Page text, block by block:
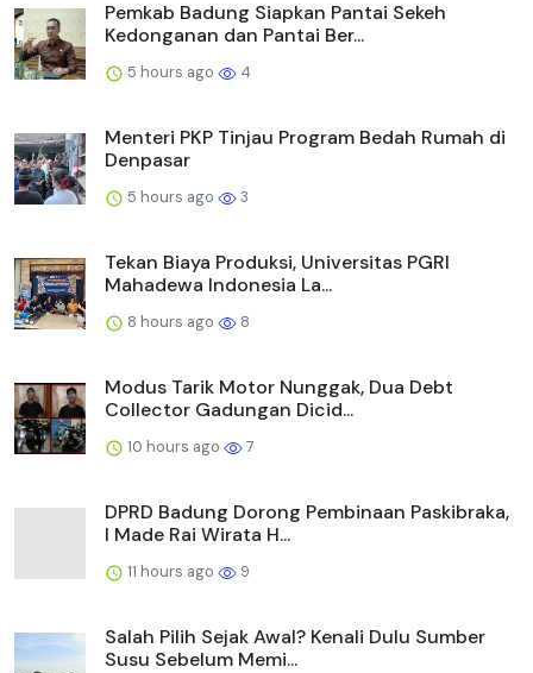
Pemkab Badung Siapkan Pantai Sekeh
Kedonganan dan Pantai Ber...
5 hours ago 4
Menteri PKP Tinjau Program Bedah Rumah di
Denpasar
5 hours ago 3
Tekan Biaya Produksi, Universitas PGRI
Mahadewa Indonesia La...
8 hours ago 8
Modus Tarik Motor Nunggak, Dua Debt
Collector Gadungan Dicid...
10 hours ago 7
DPRD Badung Dorong Pembinaan Paskibraka,
I Made Rai Wirata H...
11 hours ago 9
Salah Pilih Sejak Awal? Kenali Dulu Sumber
Susu Sebelum Memi...